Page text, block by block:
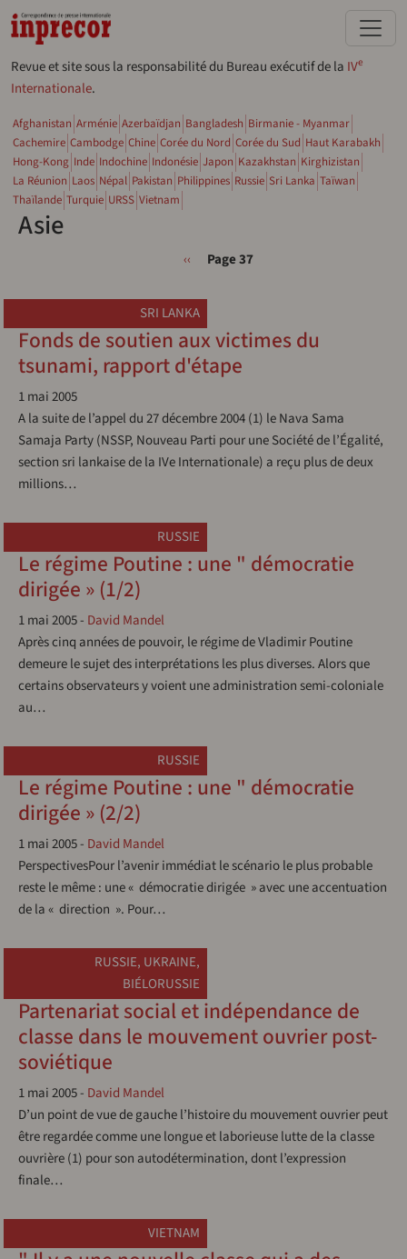
Aller au contenu principal
Revue et site sous la responsabilité du Bureau exécutif de la IVe
Internationale.
Afghanistan Arménie Azerbaïdjan Bangladesh Birmanie - Myanmar
Cachemire Cambodge Chine Corée du Nord Corée du Sud Haut Karabakh
Hong-Kong Inde Indochine Indonésie Japon Kazakhstan Kirghizistan
La Réunion Laos Népal Pakistan Philippines Russie Sri Lanka Taïwan
Thaïlande Turquie URSS Vietnam
Asie
Page précédente
‹‹ Page 37
SRI LANKA
Fonds de soutien aux victimes du
tsunami, rapport d'étape
1 mai 2005
A la suite de l’appel du 27 décembre 2004 (1) le Nava Sama
Samaja Party (NSSP, Nouveau Parti pour une Société de l’Égalité,
section sri lankaise de la IVe Internationale) a reçu plus de deux
millions…
RUSSIE
Le régime Poutine : une " démocratie
dirigée » (1/2)
1 mai 2005- David Mandel
Après cinq années de pouvoir, le régime de Vladimir Poutine
demeure le sujet des interprétations les plus diverses. Alors que
certains observateurs y voient une administration semi-coloniale
au…
RUSSIE
Le régime Poutine : une " démocratie
dirigée » (2/2)
1 mai 2005- David Mandel
PerspectivesPour l’avenir immédiat le scénario le plus probable
reste le même : une « démocratie dirigée » avec une accentuation
de la « direction ». Pour…
RUSSIE, UKRAINE,
BIÉLORUSSIE
Partenariat social et indépendance de
classe dans le mouvement ouvrier post-
soviétique
1 mai 2005- David Mandel
D’un point de vue de gauche l’histoire du mouvement ouvrier peut
être regardée comme une longue et laborieuse lutte de la classe
ouvrière (1) pour son autodétermination, dont l’expression
finale…
VIETNAM